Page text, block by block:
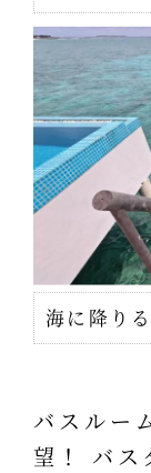
海に降り
バスルー
望！ バス